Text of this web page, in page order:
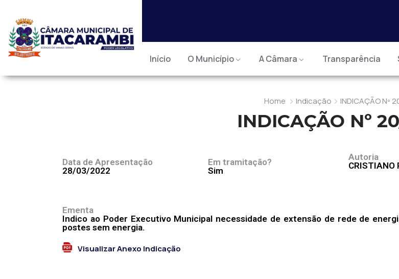
Início O Município A Câmara Transparência
Home Indicação INDICAÇÃO Nº
INDICAÇÃO Nº
Data de Apresentação
28/03/2022
Em tramitação?
Sim
Autoria
CRISTIANO
Ementa
Indico ao Poder Executivo Municipal necessidade de extensão de rede de
postes sem energia.
Visualizar Anexo Indicação